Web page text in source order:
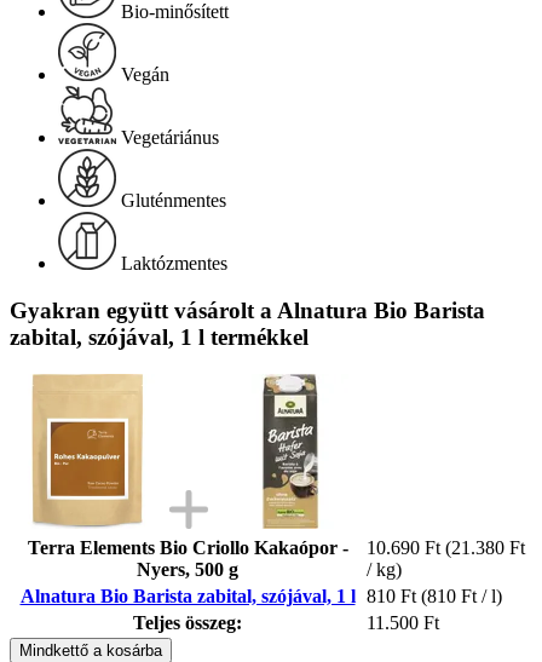
Bio-minősített
Vegán
Vegetáriánus
Gluténmentes
Laktózmentes
Gyakran együtt vásárolt a Alnatura Bio Barista
zabital, szójával, 1 l termékkel
Terra Elements Bio Criollo Kakaópor -
Nyers, 500 g
10.690 Ft (21.380 Ft
/ kg)
Alnatura Bio Barista zabital, szójával, 1 l 810 Ft (810 Ft / l)
Teljes összeg:
11.500 Ft
Mindkettő a kosárba